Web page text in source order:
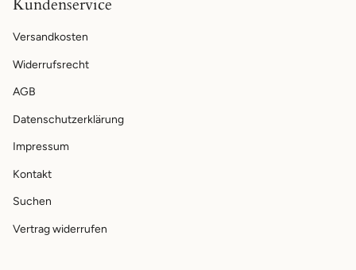
Kundenservice
Versandkosten
Widerrufsrecht
AGB
Datenschutzerklärung
Impressum
Kontakt
Suchen
Vertrag widerrufen